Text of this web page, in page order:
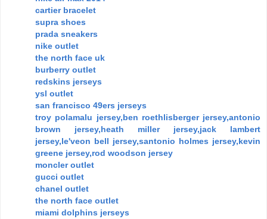
cartier bracelet
supra shoes
prada sneakers
nike outlet
the north face uk
burberry outlet
redskins jerseys
ysl outlet
san francisco 49ers jerseys
troy polamalu jersey,ben roethlisberger jersey,antonio
brown jersey,heath miller jersey,jack lambert
jersey,le'veon bell jersey,santonio holmes jersey,kevin
greene jersey,rod woodson jersey
moncler outlet
gucci outlet
chanel outlet
the north face outlet
miami dolphins jerseys